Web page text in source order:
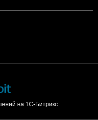
на 1С-Битрикс